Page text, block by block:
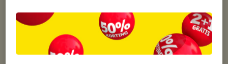
Gratis retourneren via verkooppartner.
Gratis punten met je Kruidvat kaart